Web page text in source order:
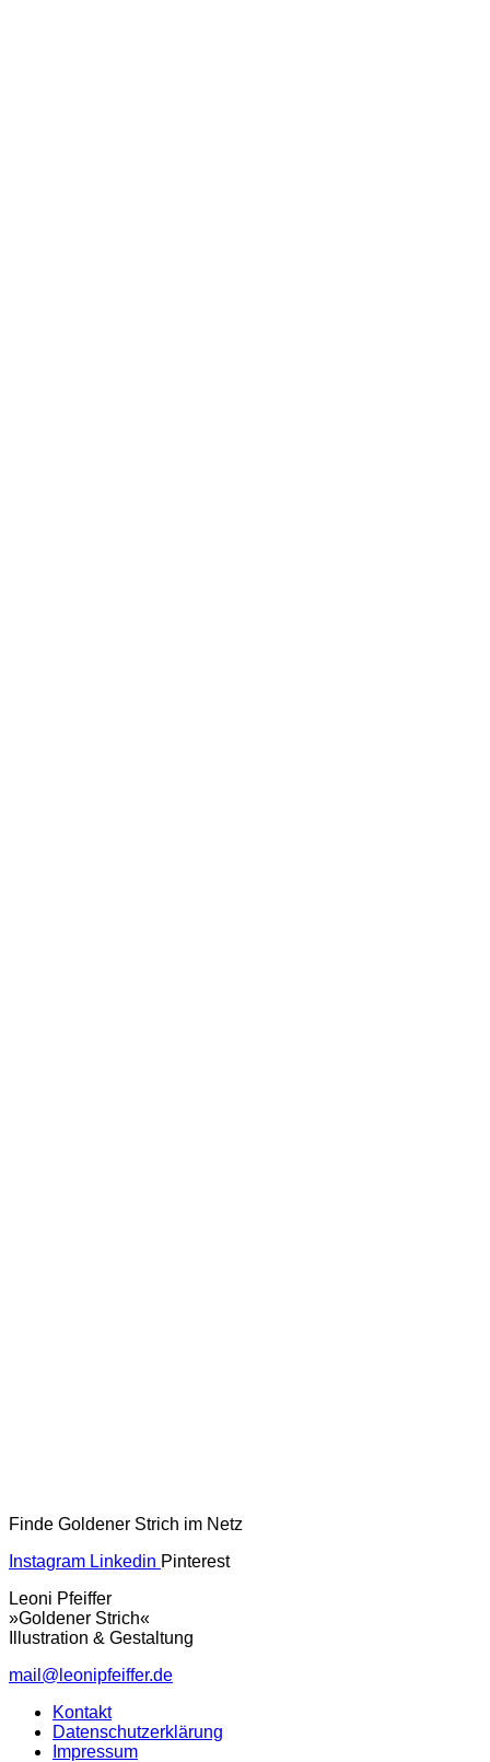
Finde Goldener Strich im Netz
Instagram Linkedin Pinterest
Leoni Pfeiffer
»Goldener Strich«
Illustration & Gestaltung
mail@leonipfeiffer.de
Kontakt
Datenschutzerklärung
Impressum